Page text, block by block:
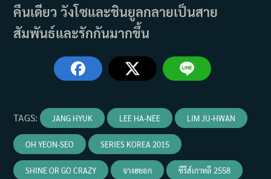
คืนเดียว วังโซและชินยูลกลายเป็นสาย
สัมพันธ์และรักกันมากขึ้น
TAGS: JANG HYUK LEE HA-NEE LIM JU-HWAN
OH YEON-SEO SERIES KOREA 2015
SHINE OR GO CRAZY จางฮยอก ซีรีส์เกาหลี 2558